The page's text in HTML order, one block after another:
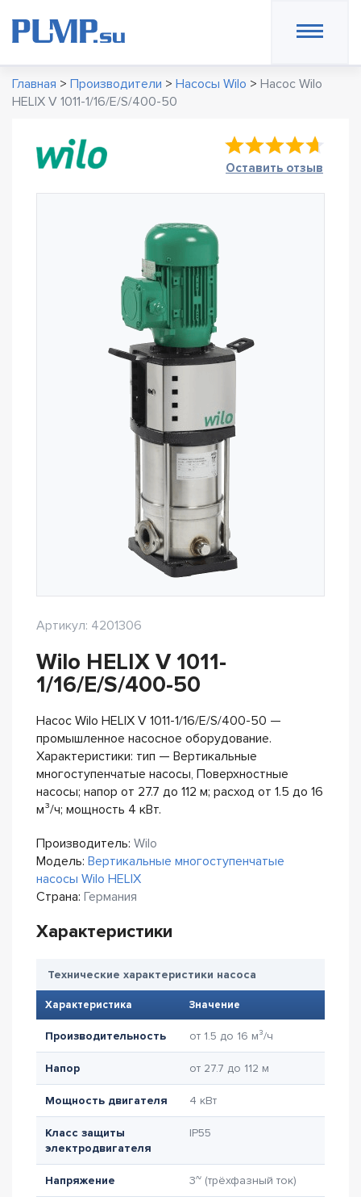
Главная > Производители > Насосы Wilo > Насос Wilo
HELIX V 1011-1/16/E/S/400-50
Оставить отзыв
Артикул: 4201306
Wilo HELIX V 1011-
1/16/E/S/400-50
Насос Wilo HELIX V 1011-1/16/E/S/400-50 —
промышленное насосное оборудование.
Характеристики: тип — Вертикальные
многоступенчатые насосы, Поверхностные
насосы; напор от 27.7 до 112 м; расход от 1.5 до 16
м³/ч; мощность 4 кВт.
Производитель: Wilo
Модель: Вертикальные многоступенчатые
насосы Wilo HELIX
Страна: Германия
Характеристики
Технические характеристики насоса
Характеристика Значение
Производительность от 1.5 до 16 м³/ч
Напор от 27.7 до 112 м
Мощность двигателя 4 кВт
Класс защиты
электродвигателя
IP55
Напряжение 3~ (трёхфазный ток)